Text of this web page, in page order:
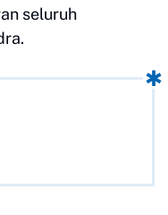
seluruh